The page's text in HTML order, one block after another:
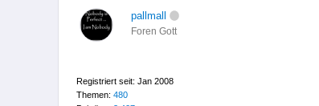
pallmall
Foren Gott
Registriert seit: Jan 2008
Themen: 480